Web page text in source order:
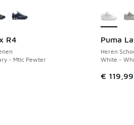
aanbieding Prijs verlaagd van €
R4
- Mtlc Pewter
Puma
Heren
White -
€ 119,99